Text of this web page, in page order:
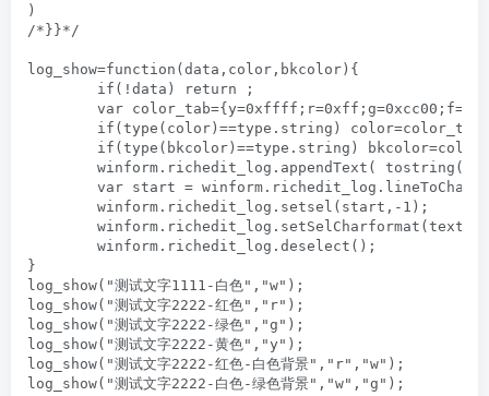
)
/*}}*/
log_show=function(data,color,bkcolor){
}
log_show("测试文字1111-白色","w");
log_show("测试文字2222-红色","r");
log_show("测试文字2222-绿色","g");
log_show("测试文字2222-黄色","y");
log_show("测试文字2222-红色-白色背景","r","w");
log_show("测试文字2222-白色-绿色背景","w","g");